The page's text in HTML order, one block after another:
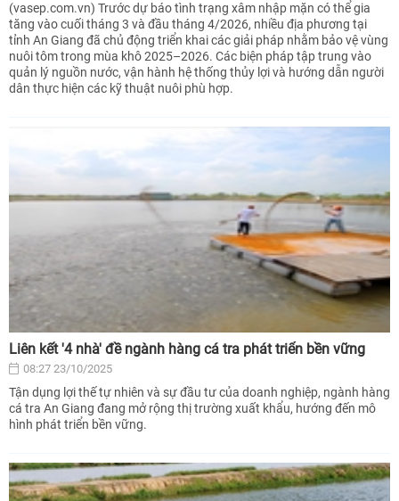
(vasep.com.vn) Trước dự báo tình trạng xâm nhập mặn có thể gia
tăng vào cuối tháng 3 và đầu tháng 4/2026, nhiều địa phương tại
tỉnh An Giang đã chủ động triển khai các giải pháp nhằm bảo vệ vùng
nuôi tôm trong mùa khô 2025–2026. Các biện pháp tập trung vào
quản lý nguồn nước, vận hành hệ thống thủy lợi và hướng dẫn người
dân thực hiện các kỹ thuật nuôi phù hợp.
Liên kết '4 nhà' đề ngành hàng cá tra phát triển bền vững
08:27 23/10/2025
Tận dụng lợi thế tự nhiên và sự đầu tư của doanh nghiệp, ngành hàng
cá tra An Giang đang mở rộng thị trường xuất khẩu, hướng đến mô
hình phát triển bền vững.